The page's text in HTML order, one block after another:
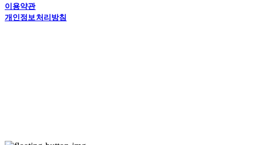
이용약관
개인정보처리방침